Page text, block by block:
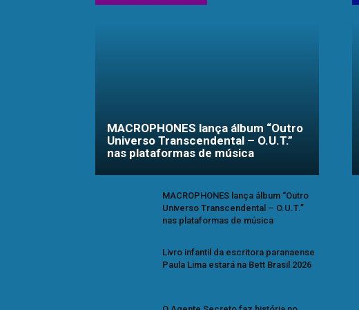
MACROPHONES lança álbum “Outro
Universo Transcendental – O.U.T.”
nas plataformas de música
MACROPHONES lança álbum “Outro
Universo Transcendental – O.U.T.”
nas plataformas de música
Livro infantil da escritora paranaense
Paula Lima estará na Bett Brasil 2026